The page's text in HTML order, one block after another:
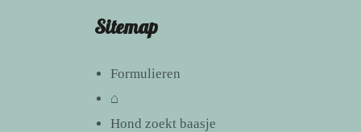
Sitemap
Formulieren
⌂
Hond zoekt baasje